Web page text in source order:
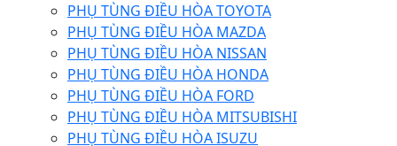
PHỤ TÙNG ĐIỀU HÒA TOYOTA
PHỤ TÙNG ĐIỀU HÒA MAZDA
PHỤ TÙNG ĐIỀU HÒA NISSAN
PHỤ TÙNG ĐIỀU HÒA HONDA
PHỤ TÙNG ĐIỀU HÒA FORD
PHỤ TÙNG ĐIỀU HÒA MITSUBISHI
PHỤ TÙNG ĐIỀU HÒA ISUZU